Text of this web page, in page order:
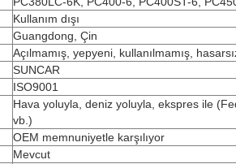
Kullanım dışı
Guangdong, Çin
Açılmamış, yepyeni, kullanılmamış,
SUNCAR
ISO9001
Hava yoluyla, deniz yoluyla, ekspres ile
vb.)
OEM memnuniyetle karşılıyor
Mevcut